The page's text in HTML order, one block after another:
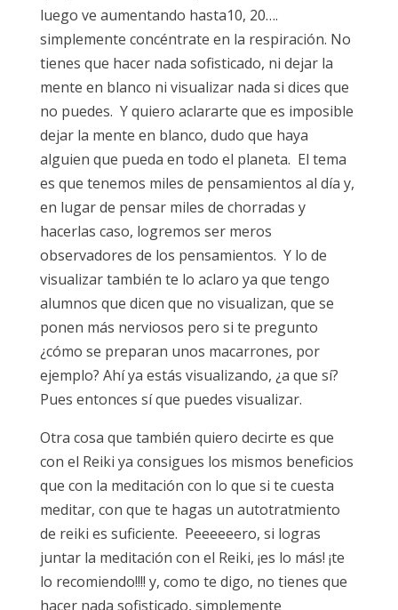
luego ve aumentando hasta10, 20….
simplemente concéntrate en la respiración. No
tienes que hacer nada sofisticado, ni dejar la
mente en blanco ni visualizar nada si dices que
no puedes. Y quiero aclararte que es imposible
dejar la mente en blanco, dudo que haya
alguien que pueda en todo el planeta. El tema
es que tenemos miles de pensamientos al día y,
en lugar de pensar miles de chorradas y
hacerlas caso, logremos ser meros
observadores de los pensamientos. Y lo de
visualizar también te lo aclaro ya que tengo
alumnos que dicen que no visualizan, que se
ponen más nerviosos pero si te pregunto
¿cómo se preparan unos macarrones, por
ejemplo? Ahí ya estás visualizando, ¿a que sí?
Pues entonces sí que puedes visualizar.
Otra cosa que también quiero decirte es que
con el Reiki ya consigues los mismos beneficios
que con la meditación con lo que si te cuesta
meditar, con que te hagas un autotratmiento
de reiki es suficiente. Peeeeeero, si logras
juntar la meditación con el Reiki, ¡es lo más! ¡te
lo recomiendo!!!! y, como te digo, no tienes que
hacer nada sofisticado, simplemente